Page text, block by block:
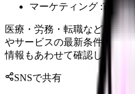
マーケティング :市場分
医療・労務・転職など判断
やサービスの最新条件は公
情報もあわせて確認してくだ
SNSで共有